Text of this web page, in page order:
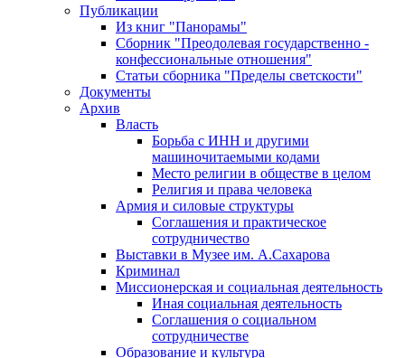
Публикации
Из книг "Панорамы"
Сборник "Преодолевая государственно -
конфессиональные отношения"
Статьи сборника "Пределы светскости"
Документы
Архив
Власть
Борьба с ИНН и другими
машиночитаемыми кодами
Место религии в обществе в целом
Религия и права человека
Армия и силовые структуры
Соглашения и практическое
сотрудничество
Выставки в Музее им. А.Сахарова
Криминал
Миссионерская и социальная деятельность
Иная социальная деятельность
Соглашения о социальном
сотрудничестве
Образование и культура